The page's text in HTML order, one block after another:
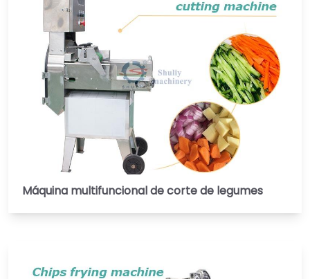
Máquina multifuncional de corte de legumes